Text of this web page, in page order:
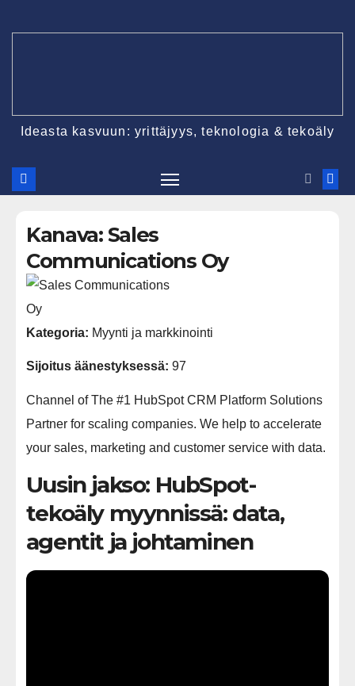
Ideasta kasvuun: yrittäjyys, teknologia & tekoäly
Kanava: Sales
Communications Oy
Kategoria: Myynti ja markkinointi
Sijoitus äänestyksessä: 97
Channel of The #1 HubSpot CRM Platform Solutions
Partner for scaling companies. We help to accelerate
your sales, marketing and customer service with data.
Uusin jakso: HubSpot-
tekoäly myynnissä: data,
agentit ja johtaminen